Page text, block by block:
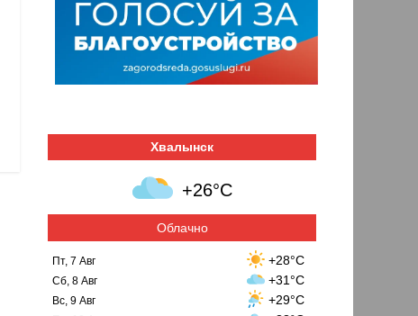
Хвалынск
+26°C
Облачно
Пт, 7 Авг +28°C
Сб, 8 Авг +31°C
Вс, 9 Авг +29°C